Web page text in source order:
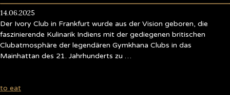
14.06.2025
Der Ivory Club in Frankfurt wurde aus der Vision geboren, die
faszinierende Kulinarik Indiens mit der gediegenen britischen
Clubatmosphäre der legendären Gymkhana Clubs in das
Mainhattan des 21. Jahrhunderts zu …
to eat